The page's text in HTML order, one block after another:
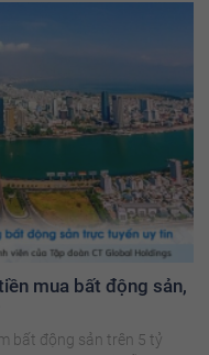
mua bất động sản,
bất động sản trên 5 tỷ